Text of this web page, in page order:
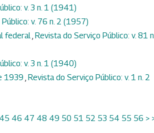
v. 3 n. 1 (1941)
v. 76 n. 2 (1957)
federal, Revista do Serviço Público: v. 81
v. 3 n. 1 (1940)
1939 , Revista do Serviço Público: v. 1 n. 2
45 46 47 48 49 50 51 52 53 54 55 56 >